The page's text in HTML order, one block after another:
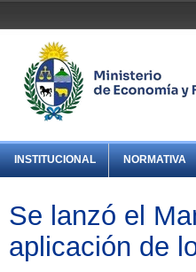
INSTITUCIONAL NORMATIVA
Se lanzó el
aplicación de